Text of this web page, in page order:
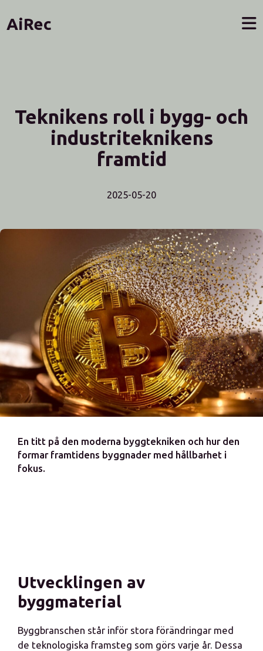
AiRec
Teknikens roll i bygg- och
industriteknikens
framtid
2025-05-20
En titt på den moderna byggtekniken och hur den
formar framtidens byggnader med hållbarhet i
fokus.
Utvecklingen av
byggmaterial
Byggbranschen står inför stora förändringar med
de teknologiska framsteg som görs varje år. Dessa